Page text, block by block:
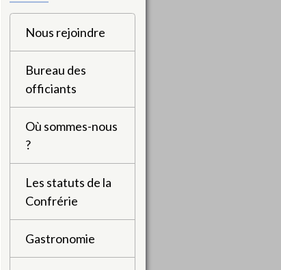
Nous rejoindre
Bureau des
officiants
Où sommes-nous
?
Les statuts de la
Confrérie
Gastronomie